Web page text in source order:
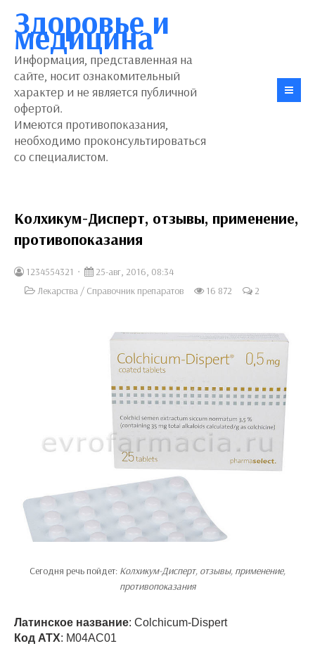
Здоровье и
медицина
Информация, представленная на
сайте, носит ознакомительный
характер и не является публичной
офертой.
Имеются противопоказания,
необходимо проконсультироваться
со специалистом.
Колхикум-Дисперт, отзывы, применение,
противопоказания
1234554321
25-авг, 2016, 08:34
Лекарства / Справочник препаратов 16 872 2
Сегодня речь пойдет: Колхикум-Дисперт, отзывы, применение,
противопоказания
Латинское название: Colchicum-Dispert
Код АТХ: M04AC01